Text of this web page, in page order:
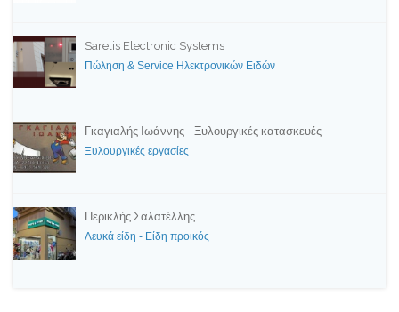
Sarelis Electronic Systems
Πώληση & Service Ηλεκτρονικών Ειδών
Γκαγιαλής Ιωάννης - Ξυλουργικές κατασκευές
Ξυλουργικές εργασίες
Περικλής Σαλατέλλης
Λευκά είδη - Είδη προικός